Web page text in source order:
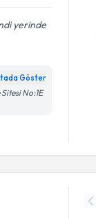
yerinde
Göster
No:1E